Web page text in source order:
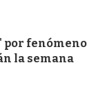
fenómeno
la semana